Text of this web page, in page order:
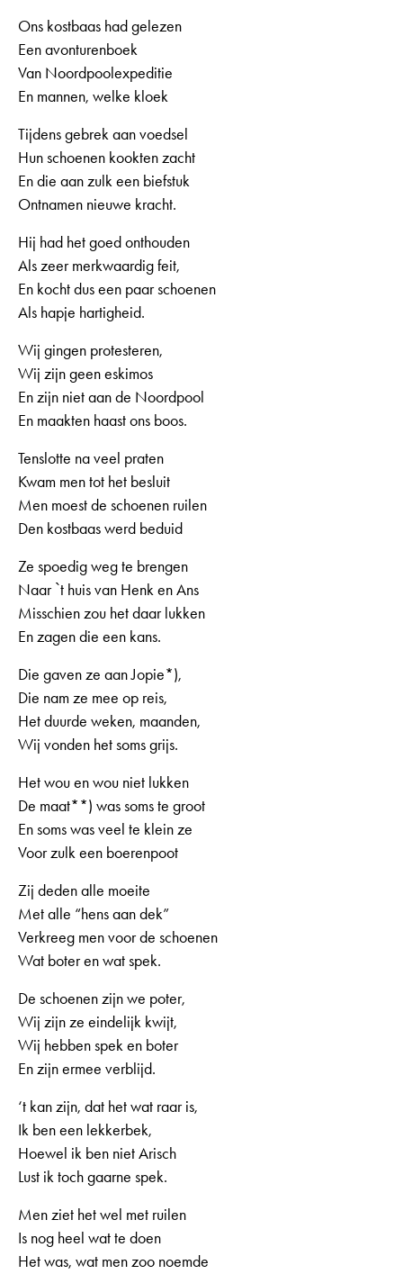
Ons kostbaas had gelezen
Een avonturenboek
Van Noordpoolexpeditie
En mannen, welke kloek
Tijdens gebrek aan voedsel
Hun schoenen kookten zacht
En die aan zulk een biefstuk
Ontnamen nieuwe kracht.
Hij had het goed onthouden
Als zeer merkwaardig feit,
En kocht dus een paar schoenen
Als hapje hartigheid.
Wij gingen protesteren,
Wij zijn geen eskimos
En zijn niet aan de Noordpool
En maakten haast ons boos.
Tenslotte na veel praten
Kwam men tot het besluit
Men moest de schoenen ruilen
Den kostbaas werd beduid
Ze spoedig weg te brengen
Naar `t huis van Henk en Ans
Misschien zou het daar lukken
En zagen die een kans.
Die gaven ze aan Jopie*),
Die nam ze mee op reis,
Het duurde weken, maanden,
Wij vonden het soms grijs.
Het wou en wou niet lukken
De maat**) was soms te groot
En soms was veel te klein ze
Voor zulk een boerenpoot
Zij deden alle moeite
Met alle “hens aan dek”
Verkreeg men voor de schoenen
Wat boter en wat spek.
De schoenen zijn we poter,
Wij zijn ze eindelijk kwijt,
Wij hebben spek en boter
En zijn ermee verblijd.
‘t kan zijn, dat het wat raar is,
Ik ben een lekkerbek,
Hoewel ik ben niet Arisch
Lust ik toch gaarne spek.
Men ziet het wel met ruilen
Is nog heel wat te doen
Het was, wat men zoo noemde